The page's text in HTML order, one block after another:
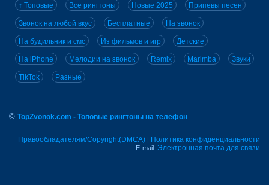
↑ Топовые Все рингтоны Новые 2025 Припевы песен
Звонок на любой вкус Бесплатные На звонок
На будильник и смс Из фильмов и игр Детские
На iPhone Мелодии на звонок Remix Marimba Звуки
TikTok Разные
© TopZvonok.com - Топовые рингтоны на телефон
Правообладателям/Copyright(DMCA) | Политика конфиденциальности
E-mail: Электронная почта для связи